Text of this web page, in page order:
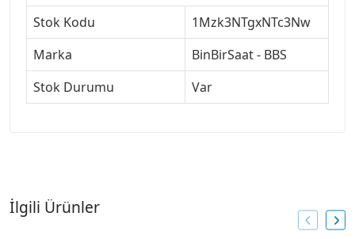
Stok Kodu
1Mzk3NTgxNTc3Nw
Marka
BinBirSaat - BBS
Stok Durumu
Var
İlgili Ürünler